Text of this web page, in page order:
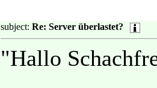
subject: Re: Server überlastet?
"Hallo